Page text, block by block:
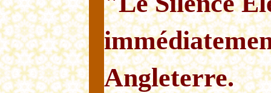
Angleterre.